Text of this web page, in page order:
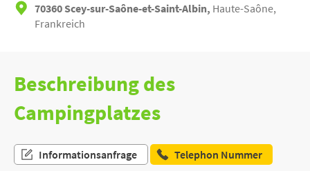
70360 Scey-sur-Saône-et-Saint-Albin, Haute-Saône,
Frankreich
Beschreibung des
Campingplatzes
Informationsanfrage
Telephon Nummer